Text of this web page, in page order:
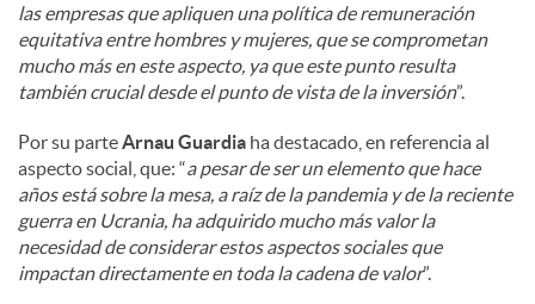
las empresas que apliquen una política de remuneración
equitativa entre hombres y mujeres, que se comprometan
mucho más en este aspecto, ya que este punto resulta
también crucial desde el punto de vista de la inversión”.
Por su parteArnau Guardia ha destacado, en referencia al
aspecto social, que: “a pesar de ser un elemento que hace
años está sobre la mesa, a raíz de la pandemia y de la reciente
guerra en Ucrania, ha adquirido mucho más valor la
necesidad de considerar estos aspectos sociales que
impactan directamente en toda la cadena de valor”.